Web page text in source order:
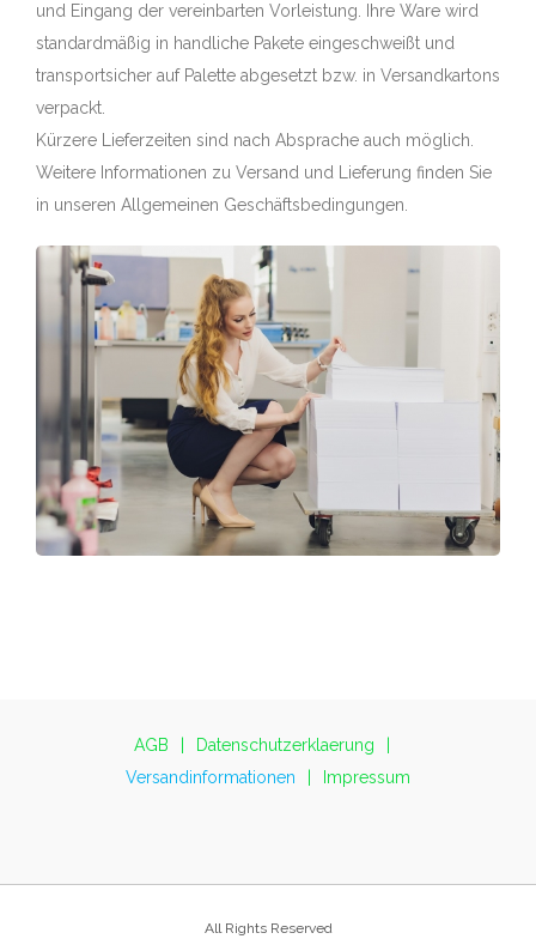
und Eingang der vereinbarten Vorleistung. Ihre Ware wird
standardmäßig in handliche Pakete eingeschweißt und
transportsicher auf Palette abgesetzt bzw. in Versandkartons
verpackt.
Kürzere Lieferzeiten sind nach Absprache auch möglich.
Weitere Informationen zu Versand und Lieferung finden Sie
in unseren Allgemeinen Geschäftsbedingungen.
AGB
Datenschutzerklaerung
Versandinformationen
Impressum
All Rights Reserved